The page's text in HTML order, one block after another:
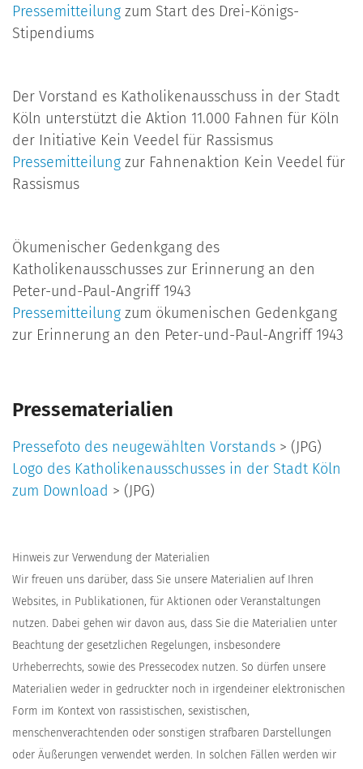
Pressemitteilung zum Start des Drei-Königs-
Stipendiums
Der Vorstand es Katholikenausschuss in der Stadt
Köln unterstützt die Aktion 11.000 Fahnen für Köln
der Initiative Kein Veedel für Rassismus
Pressemitteilung zur Fahnenaktion Kein Veedel für
Rassismus
Ökumenischer Gedenkgang des
Katholikenausschusses zur Erinnerung an den
Peter-und-Paul-Angriff 1943
Pressemitteilung zum ökumenischen Gedenkgang
zur Erinnerung an den Peter-und-Paul-Angriff 1943
Pressematerialien
Pressefoto des neugewählten Vorstands > (JPG)
Logo des Katholikenausschusses in der Stadt Köln
zum Download > (JPG)
Hinweis zur Verwendung der Materialien
Wir freuen uns darüber, dass Sie unsere Materialien auf Ihren
Websites, in Publikationen, für Aktionen oder Veranstaltungen
nutzen. Dabei gehen wir davon aus, dass Sie die Materialien unter
Beachtung der gesetzlichen Regelungen, insbesondere
Urheberrechts, sowie des Pressecodex nutzen. So dürfen unsere
Materialien weder in gedruckter noch in irgendeiner elektronischen
Form im Kontext von rassistischen, sexistischen,
menschenverachtenden oder sonstigen strafbaren Darstellungen
oder Äußerungen verwendet werden. In solchen Fällen werden wir